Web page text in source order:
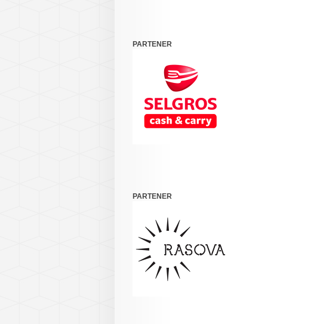
PARTENER
PARTENER